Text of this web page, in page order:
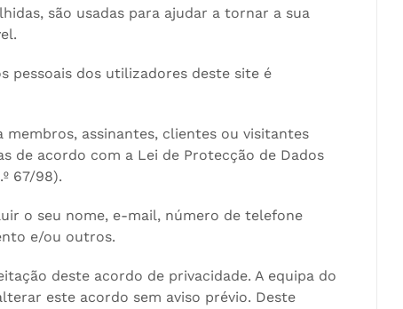
são usadas para ajudar a tornar a sua
pessoais dos utilizadores deste site é
membros, assinantes, clientes ou visitantes
de acordo com a Lei de Protecção de Dados
67/98).
o seu nome, e-mail, número de telefone
e/ou outros.
deste acordo de privacidade. A equipa do
este acordo sem aviso prévio. Deste